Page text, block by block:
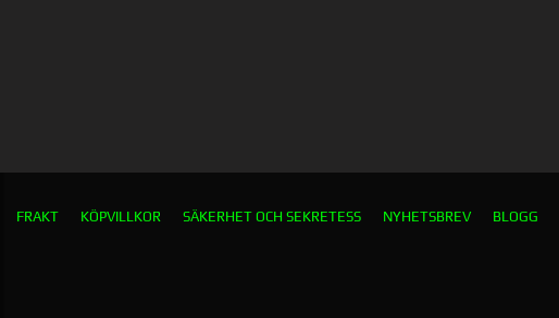
FRAKT KÖPVILLKOR SÄKERHET OCH SEKRETESS NYHETSBREV BLOGG